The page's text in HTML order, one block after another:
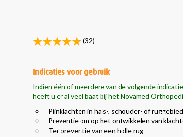
(32)
Indicaties voor gebruik
Indien één of meerdere van de volgende
heeft u er al veel baat bij het Novamed
Pijnklachten in hals-, schouder- of
Preventie om op het ontwikkelen van
Ter preventie van een holle rug